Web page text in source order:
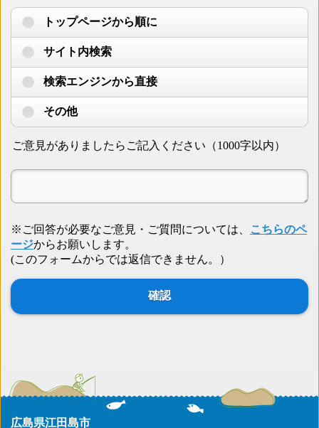
トップページから順に
サイト内検索
検索エンジンから直接
その他
ご意見がありましたらご記入ください（1000字以内）
※ご回答が必要なご意見・ご質問については、
こちらのペ
ージからお願いします。
(このフォームからでは返信できません。）
広島県江田島市